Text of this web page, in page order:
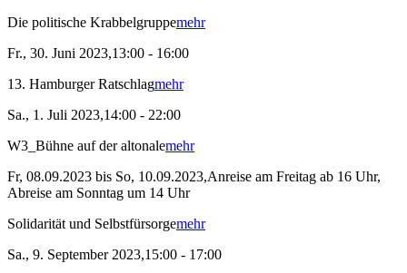
Die politische Krabbelgruppemehr
Fr., 30. Juni 2023,13:00 - 16:00
13. Hamburger Ratschlagmehr
Sa., 1. Juli 2023,14:00 - 22:00
W3_Bühne auf der altonalemehr
Fr, 08.09.2023 bis So, 10.09.2023,Anreise am Freitag ab 16 Uhr,
Abreise am Sonntag um 14 Uhr
Solidarität und Selbstfürsorgemehr
Sa., 9. September 2023,15:00 - 17:00